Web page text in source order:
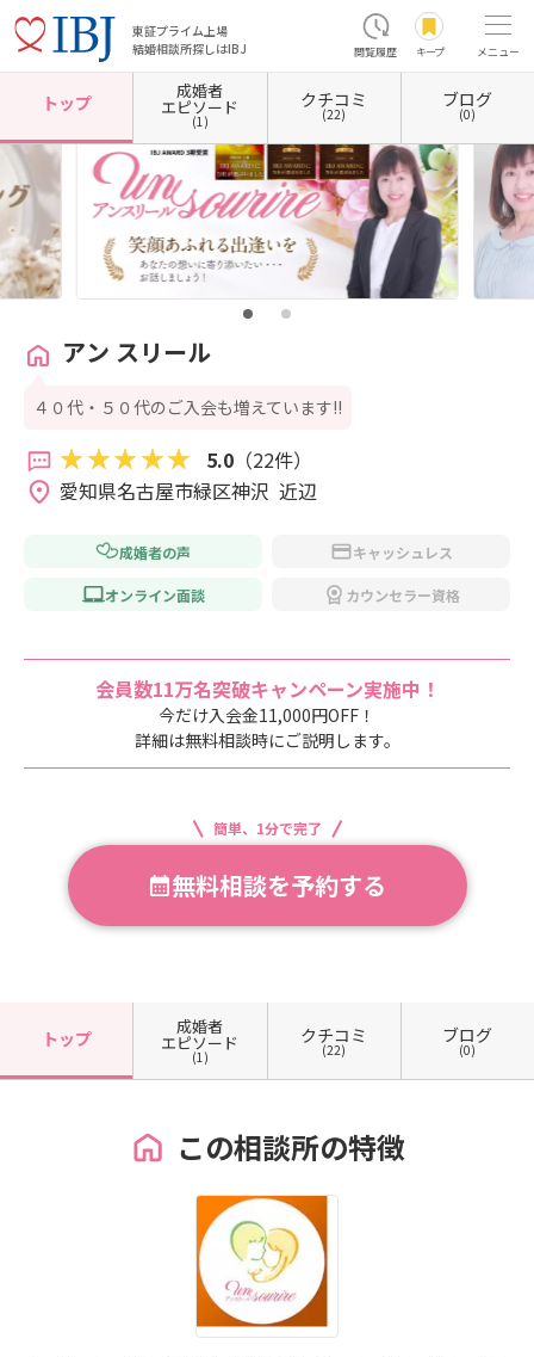
東証プライム上場
結婚相談所探しはIBJ
閲覧履歴 キープ メニュー
ホーム 愛知県の結婚相談所 愛知県名古屋市 愛知県名古屋市緑区 アン スリール
トップ
成婚者
エピソード
(1)
クチコミ
(22)
ブログ
(0)
アン スリール
４０代・５０代のご入会も増えています!!
5.0（22件）
愛知県名古屋市緑区神沢  近辺
成婚者の声 キャッシュレス
オンライン面談 カウンセラー資格
会員数11万名突破キャンペーン実施中！
今だけ入会金11,000円OFF！
詳細は無料相談時にご説明します。
簡単、1分で完了
無料相談を予約する
トップ
成婚者
エピソード
(1)
クチコミ
(22)
ブログ
(0)
この相談所の特徴